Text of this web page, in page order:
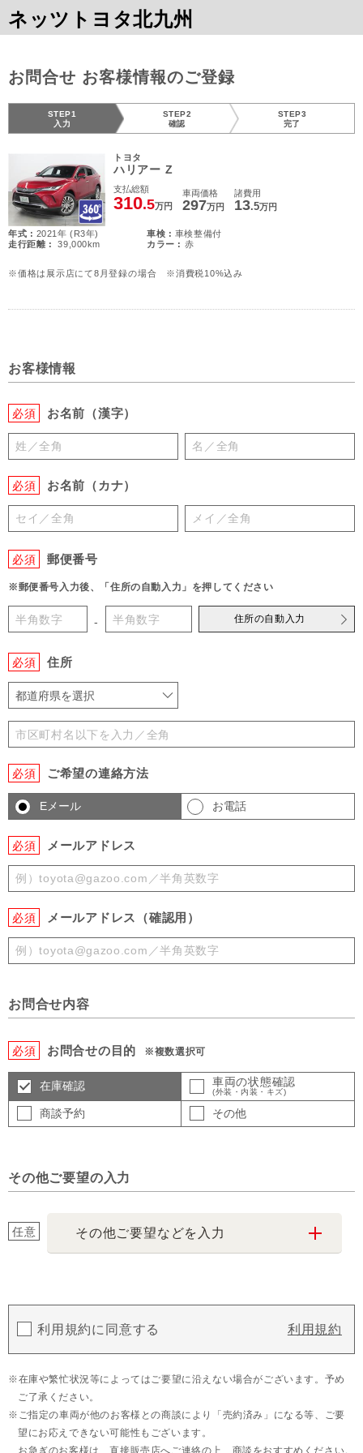
ネッツトヨタ北九州
お問合せ お客様情報のご登録
STEP1
入力
STEP2
確認
STEP3
完了
トヨタ
ハリアー Z
支払総額
310.5万円
車両価格
297万円
諸費用
13.5万円
年式 : 2021年 (R3年) 車検 : 車検整備付
走行距離 :
39,000km カラー : 赤
※価格は展示店にて8月登録の場合 ※消費税10%込み
お客様情報
必須 お名前（漢字）
必須 お名前（カナ）
必須 郵便番号
※郵便番号入力後、「住所の自動入力」を押してください
- 住所の自動入力
必須 住所
都道府県を選択
必須 ご希望の連絡方法
Eメール お電話
必須 メールアドレス
必須 メールアドレス（確認用）
お問合せ内容
必須 お問合せの目的 ※複数選択可
在庫確認 車両の状態確認
(外装・内装・キズ)
商談予約 その他
その他ご要望の入力
任意 その他ご要望などを入力
利用規約に同意する 利用規約
在庫や繁忙状況等によってはご要望に沿えない場合がございます。予め
ご了承ください。
ご指定の車両が他のお客様との商談により「売約済み」になる等、ご要
望にお応えできない可能性もございます。
お急ぎのお客様は、直接販売店へご連絡の上、商談をおすすめください。